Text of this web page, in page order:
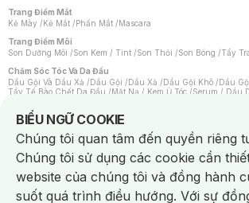
Trang Điểm Mắt
Kẻ Mày /Kẻ Mắt /Phấn Mắt /Mascara
Trang Điểm Môi
Son Dưỡng Môi /Son Kem / Tint /Son Thỏi /Son Bóng /Tẩy
Chăm Sóc Tóc Và Da Đầu
Dầu Gội Và Dầu Xả /Dầu Gội /Dầu Xả /Dầu Gội Khô /Dầu
Tẩy Tế Bào Chết Da Đầu /Mặt Nạ / Kem Ủ Tóc /Serum / Dầu
Máy Sấy Tóc
Lược
Kem Tẩy Lông/Dụng Cụ Tẩy Lông
Nước Hoa
Nước Hoa Nam Nước Hoa Cao Cấp Xịt Thơm
Nước Hoa Vùng Kín
Chăm Sóc Cá Nhân
BIỂU NGỮ COOKIE
Notice about cookies usage
Chúng tôi quan tâm đến quyền riêng
Chúng tôi sử dụng các cookie cần
website của chúng tôi và đồng hành
suốt quá trình điều hướng. Với sự